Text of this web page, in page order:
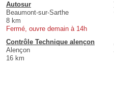
Autosur
Beaumont-sur-Sarthe
8 km
Fermé, ouvre demain à 14h
Contrôle Technique alençon
Alençon
16 km